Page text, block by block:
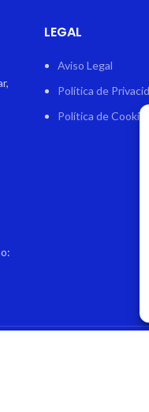
LEGAL
Aviso Legal
Política de
Política de Cookies